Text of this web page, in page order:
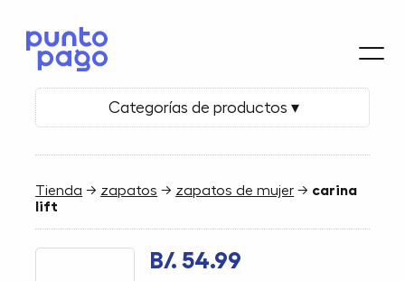
Categorías de productos ▾
Tienda → zapatos → zapatos de mujer → carina
lift
B/. 54.99